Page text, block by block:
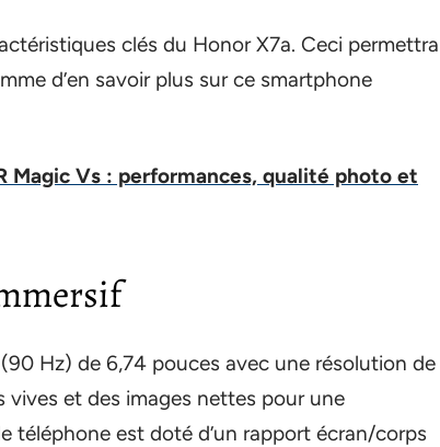
clés du Honor X7a. Ceci permettra
d’en savoir plus sur ce smartphone
Magic Vs : performances, qualité photo et
Hz) de 6,74 pouces avec une résolution de
vives et des images nettes pour une
téléphone est doté d’un rapport écran/corps